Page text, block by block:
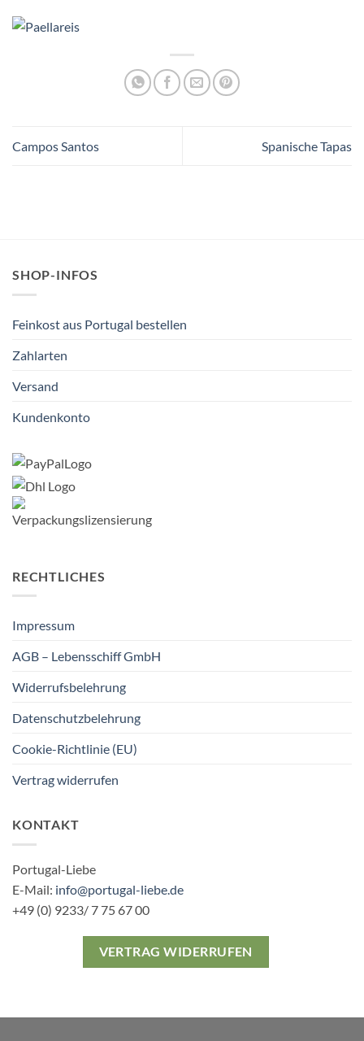
Campos Santos Spanische Tapas
SHOP-INFOS
Feinkost aus Portugal bestellen
Zahlarten
Versand
Kundenkonto
RECHTLICHES
Impressum
AGB – Lebensschiff GmbH
Widerrufsbelehrung
Datenschutzbelehrung
Cookie-Richtlinie (EU)
Vertrag widerrufen
KONTAKT
Portugal-Liebe
E-Mail: info@portugal-liebe.de
+49 (0) 9233/ 7 75 67 00
VERTRAG WIDERRUFEN